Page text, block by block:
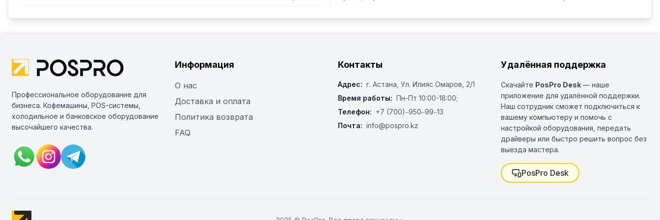
Профессиональное оборудование для
бизнеса. Кофемашины, POS-системы,
холодильное и банковское оборудование
высочайшего качества.
Информация
О нас
Доставка и оплата
Политика возврата
FAQ
Контакты
Адрес: г. Астана, ​Ул. Илияс Омаров, 2/1
Время работы: Пн-Пт 10:00-18:00;
Телефон: +7 (700)‒950‒99‒13
Почта: info@pospro.kz
Удалённая поддержка
Скачайте PosPro Desk — наше
приложение для удалённой поддержки.
Наш сотрудник сможет подключиться к
вашему компьютеру и помочь с
настройкой оборудования, передать
драйверы или быстро решить вопрос без
выезда мастера.
PosPro Desk